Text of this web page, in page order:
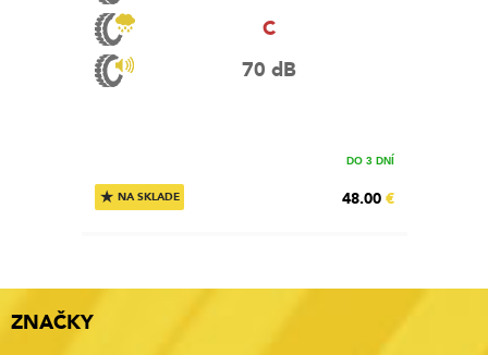
C
70 dB
★ NA SKLADE
DO 3 DNÍ
48.00 €
ZNAČKY